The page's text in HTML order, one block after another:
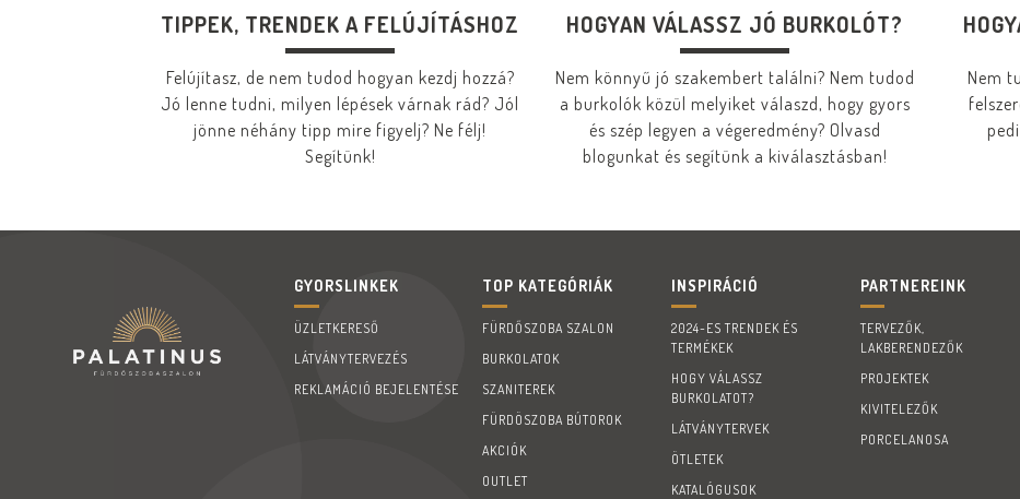
TIPPEK, TRENDEK A FELÚJÍTÁSHOZ
Felújítasz, de nem tudod hogyan kezdj hozzá?
Jó lenne tudni, milyen lépések várnak rád? Jól
jönne néhány tipp mire figyelj? Ne félj!
Segítünk!
HOGYAN VÁLASSZ JÓ BURKOLÓT?
Nem könnyű jó szakembert találni? Nem tudod
a burkolók közül melyiket válaszd, hogy gyors
és szép legyen a végeredmény? Olvasd
blogunkat és segítünk a kiválasztásban!
Nem
GYORSLINKEK
ÜZLETKERESŐ
LÁTVÁNYTERVEZÉS
REKLAMÁCIÓ BEJELENTÉSE
TOP KATEGÓRIÁK
FÜRDŐSZOBA SZALON
BURKOLATOK
SZANITEREK
FÜRDÖSZOBA BÚTOROK
AKCIÓK
OUTLET
INSPIRÁCIÓ
2024-ES TRENDEK ÉS
TERMÉKEK
HOGY VÁLASSZ
BURKOLATOT?
LÁTVÁNYTERVEK
ÖTLETEK
KATALÓGUSOK
PARTNEREINK
TERVEZŐK,
LAKBERENDEZŐK
PROJEKTEK
KIVITELEZŐK
PORCELANOSA